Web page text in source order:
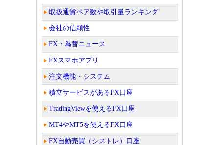
取扱通貨ペア数や取引量ランキング
会社の信頼性
FX・為替ニュース
FXスマホアプリ
注文機能・システム
積立サービスがあるFX口座
TradingViewを使えるFX口座
MT4やMT5を使えるFX口座
FX自動売買（シストレ）口座